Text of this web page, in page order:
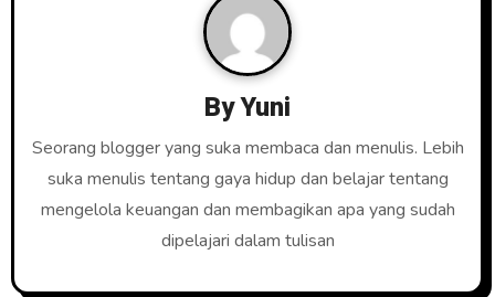
ByYuni
Seorang blogger yang suka membaca dan menulis. Lebih
suka menulis tentang gaya hidup dan belajar tentang
mengelola keuangan dan membagikan apa yang sudah
dipelajari dalam tulisan